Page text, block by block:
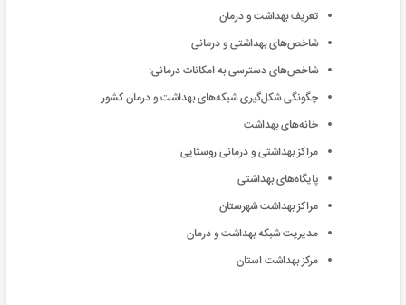
تعريف بهداشت و درمان
شاخص‌هاى بهداشتى و درمانى
شاخص‌هاى دسترسى به امکانات درمانى:
چگونگی شکل‌گیری شبکه‌های بهداشت و درمان کشور
خانه‌های بهداشت
مراکز بهداشتی و درمانی روستایی
پایگاه‌های بهداشتی
مراکز بهداشت شهرستان
مدیریت شبکه بهداشت و درمان
مرکز بهداشت استان